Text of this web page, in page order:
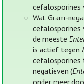
cefalosporines
Wat Gram-
cefalosporines
de meeste
is actief tegen
cefalosporines
negatieven (
onder meer